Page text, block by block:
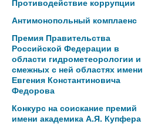
Противодействие коррупции
Антимонопольный комплаенс
Премия Правительства
Российской Федерации в
области гидрометеорологии и
смежных с ней областях имени
Евгения Константиновича
Федорова
Конкурс на соискание премий
имени академика А.Я. Купфера